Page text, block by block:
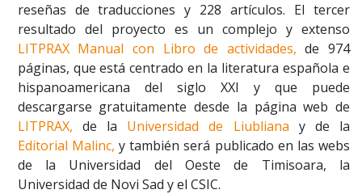
reseñas de traducciones y 228 artículos. El tercer
resultado del proyecto es un complejo y extenso
LITPRAX Manual con Libro de actividades, de 974
páginas, que está centrado en la literatura española e
hispanoamericana del siglo XXI y que puede
descargarse gratuitamente desde la página web de
LITPRAX, de la Universidad de Liubliana y de la
Editorial Malinc, y también será publicado en las webs
de la Universidad del Oeste de Timisoara, la
Universidad de Novi Sad y el CSIC.